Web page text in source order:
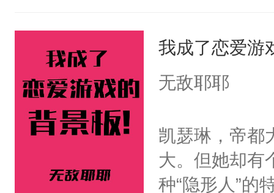
那天，有个师
澜却一脸疑
啊。”3.丹霓
反目成仇。丹
根。她的眼中
爱慕沈芸澜看
我成了恋爱游
无敌耶耶
凯瑟琳，帝都
大。但她却有
种“隐形人”的